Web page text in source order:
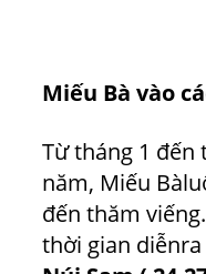
Miếu Bà vào
Từ tháng 1 đến
năm, Miếu
đến thăm
thời gian